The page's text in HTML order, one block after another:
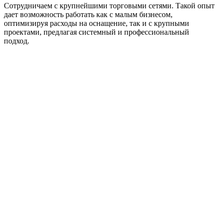
Сотрудничаем с крупнейшими торговыми сетями. Такой опыт
дает возможность работать как с малым бизнесом,
оптимизируя расходы на оснащение, так и с крупными
проектами, предлагая системный и профессиональный
подход.